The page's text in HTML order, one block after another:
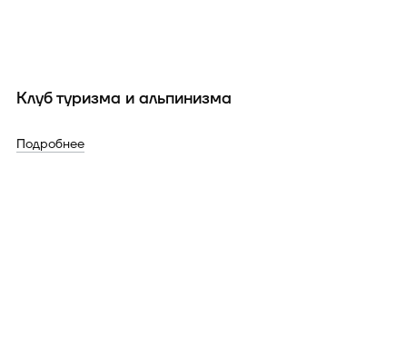
Клуб туризма и альпинизма
Подробнее